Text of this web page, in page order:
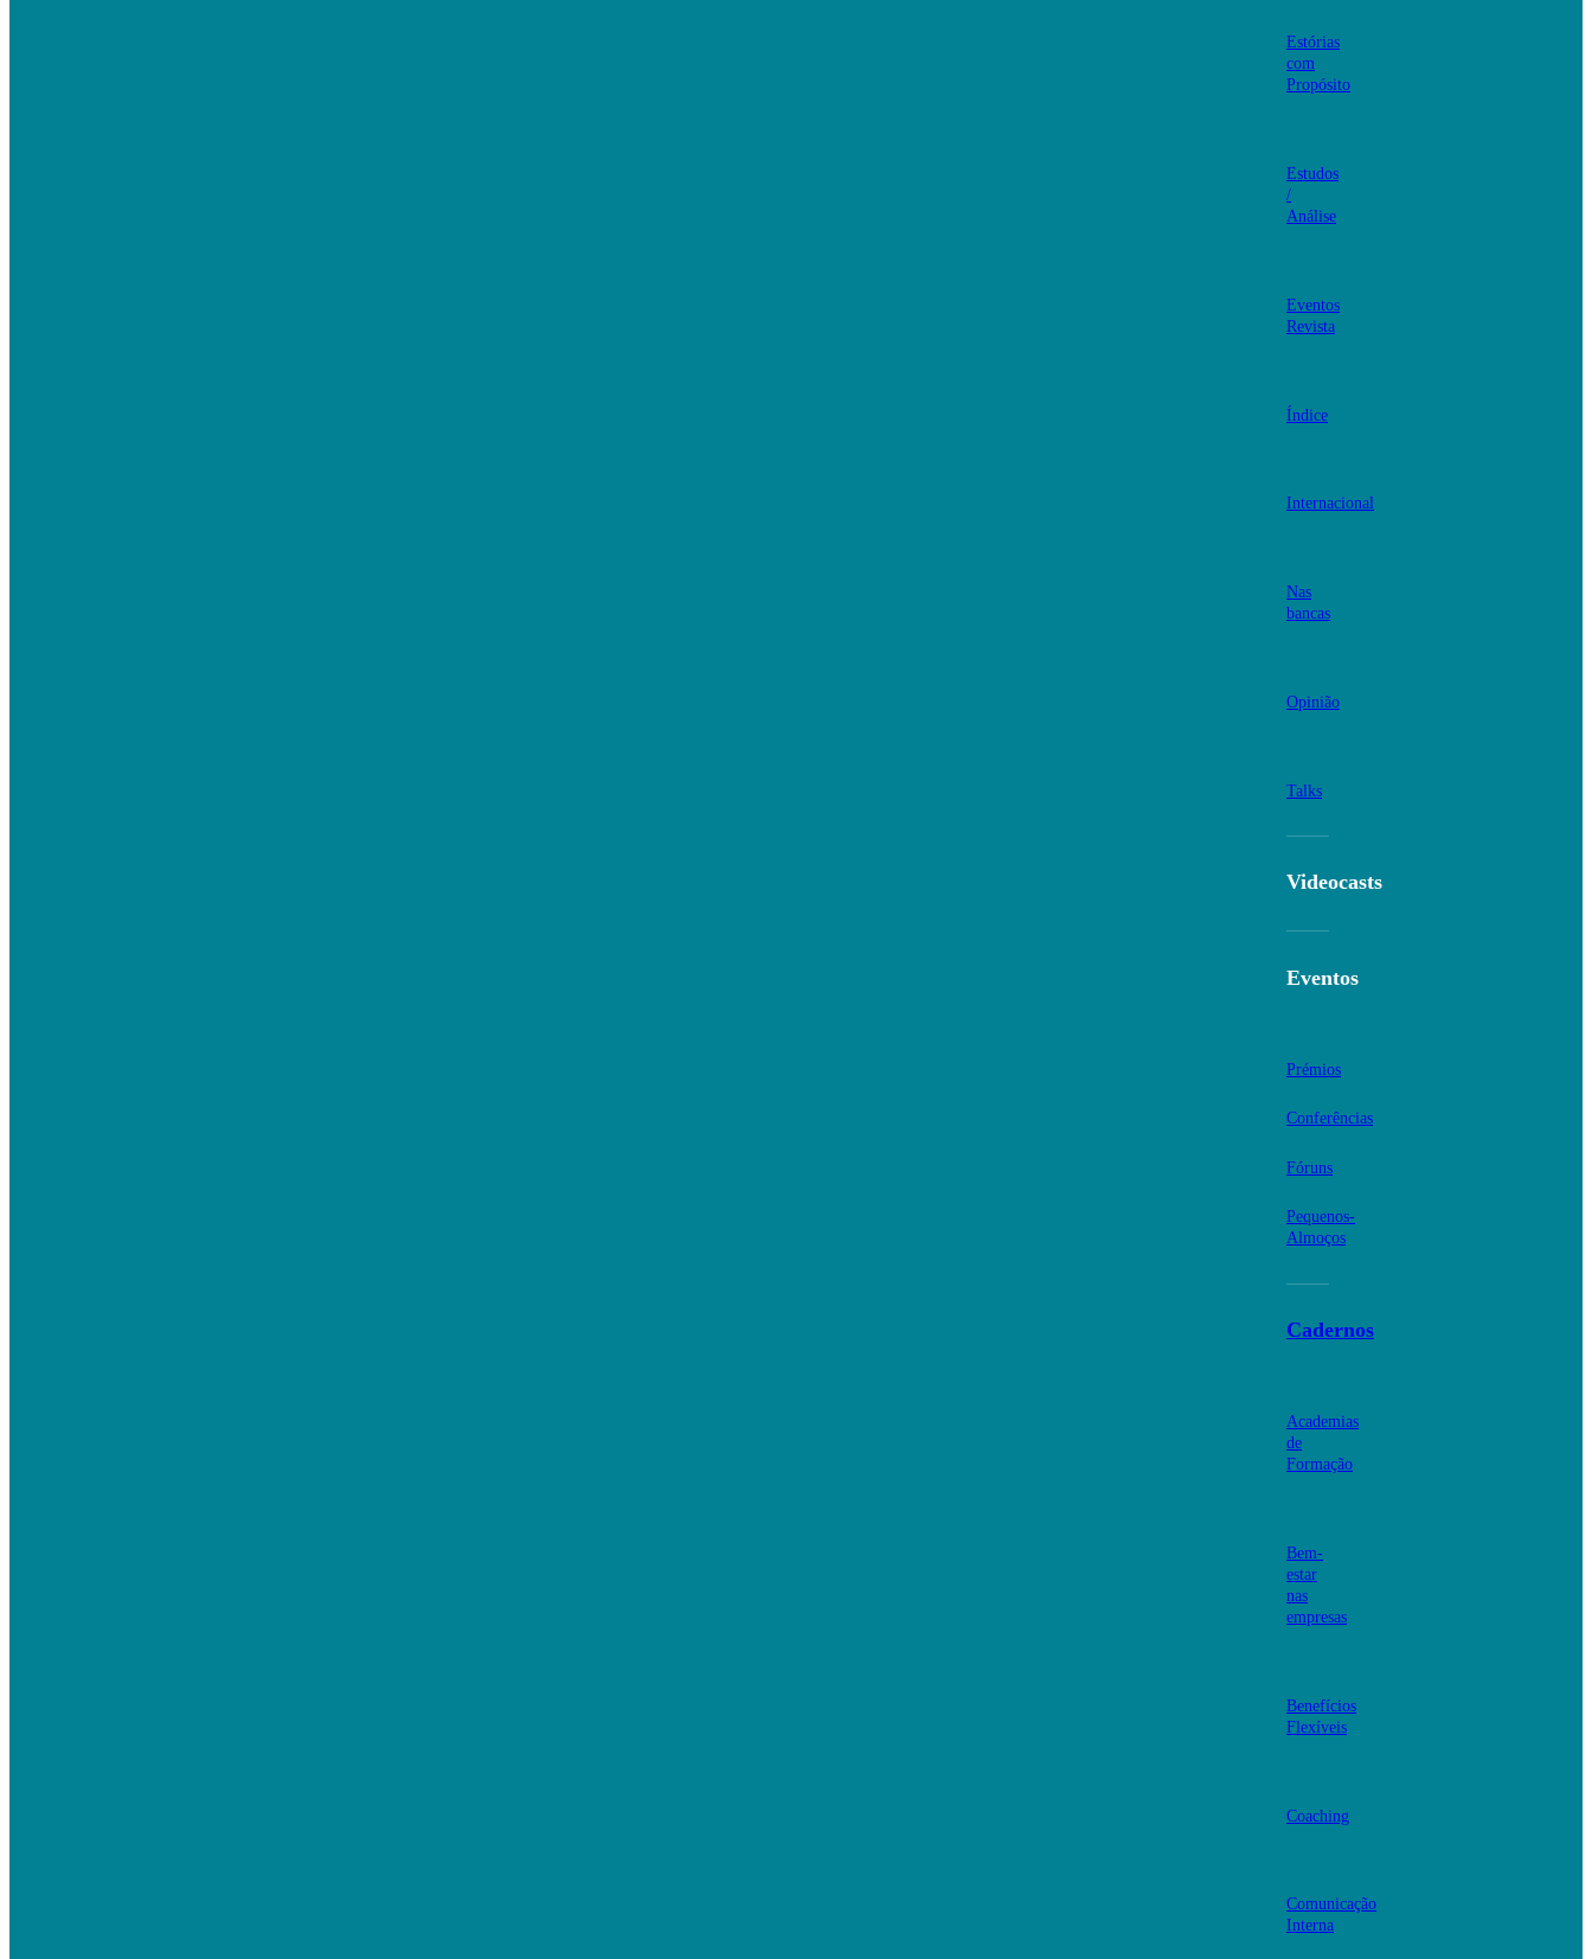
Estórias
com
Propósito
Estudos
/
Análise
Eventos
Revista
Índice
Internacional
Nas
bancas
Opinião
Talks
Videocasts
Eventos
Prémios
Conferências
Fóruns
Pequenos-
Almoços
Cadernos
Academias
de
Formação
Bem-
estar
nas
empresas
Benefícios
Flexíveis
Coaching
Comunicação
Interna